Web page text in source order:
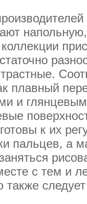
плавный
и
к их
пальцев, а
с тем и
также